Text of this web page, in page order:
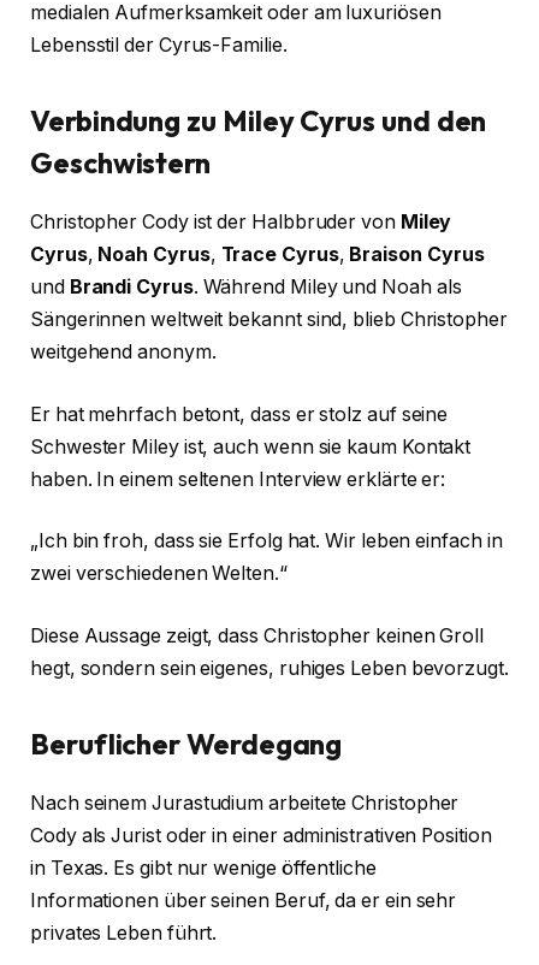
medialen Aufmerksamkeit oder am luxuriösen
Lebensstil der Cyrus-Familie.
Verbindung zu Miley Cyrus und den
Geschwistern
Christopher Cody ist der Halbbruder von Miley
Cyrus, Noah Cyrus, Trace Cyrus, Braison Cyrus
und Brandi Cyrus. Während Miley und Noah als
Sängerinnen weltweit bekannt sind, blieb Christopher
weitgehend anonym.
Er hat mehrfach betont, dass er stolz auf seine
Schwester Miley ist, auch wenn sie kaum Kontakt
haben. In einem seltenen Interview erklärte er:
„Ich bin froh, dass sie Erfolg hat. Wir leben einfach in
zwei verschiedenen Welten.“
Diese Aussage zeigt, dass Christopher keinen Groll
hegt, sondern sein eigenes, ruhiges Leben bevorzugt.
Beruflicher Werdegang
Nach seinem Jurastudium arbeitete Christopher
Cody als Jurist oder in einer administrativen Position
in Texas. Es gibt nur wenige öffentliche
Informationen über seinen Beruf, da er ein sehr
privates Leben führt.